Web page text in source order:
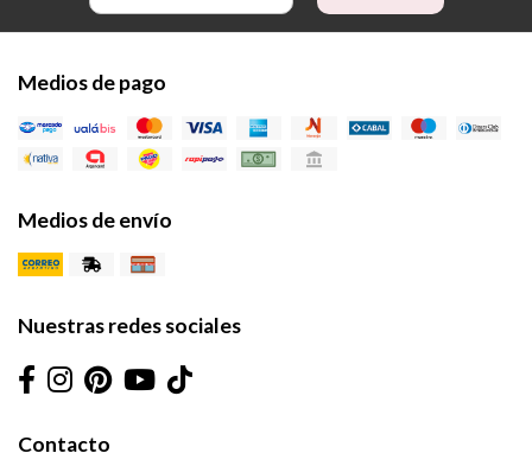
Medios de pago
Medios de envío
Nuestras redes sociales
Contacto